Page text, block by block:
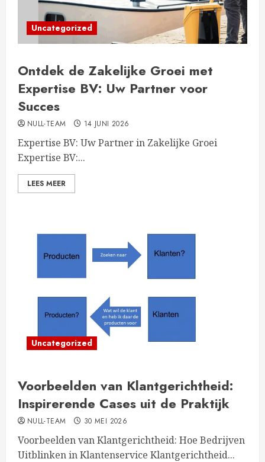
Uncategorized
Ontdek de Zakelijke Groei met
Expertise BV: Uw Partner voor
Succes
NULL-TEAM 14 JUNI 2026
Expertise BV: Uw Partner in Zakelijke Groei
Expertise BV:...
LEES MEER
Uncategorized
Voorbeelden van Klantgerichtheid:
Inspirerende Cases uit de Praktijk
NULL-TEAM 30 MEI 2026
Voorbeelden van Klantgerichtheid: Hoe Bedrijven
Uitblinken in Klantenservice Klantgerichtheid...